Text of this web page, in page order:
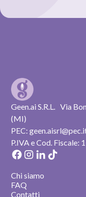
Geen.ai S.R.L. Via
(MI)
PEC:
P.IVA e Cod. Fiscale:
Chi siamo
FAQ
Contatti